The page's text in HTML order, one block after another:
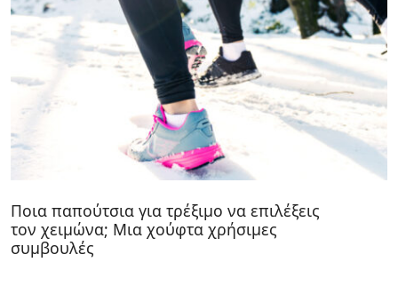
Ποια παπούτσια για τρέξιμο να επιλέξεις
τον χειμώνα; Μια χούφτα χρήσιμες
συμβουλές